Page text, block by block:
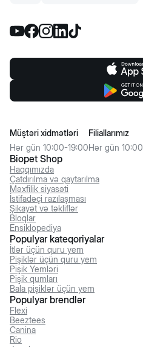
Biopet Shop
Haqqımızda
Çatdırılma və qaytarılma
Məxfilik siyasəti
İstifadəçi razılaşması
Şikayət və təkliflər
Bloqlar
Ensiklopediya
Müştəri xidmətləri
Hər gün 10:00-19:00
Filiallarımız
Hər gün
Populyar kateqoriyalar
İtlər üçün quru yem
Pişiklər üçün quru yem
Pişik Yemləri
Pişik qumları
Bala pişiklər üçün yem
Populyar brendlər
Flexi
Beeztees
Canina
Rio